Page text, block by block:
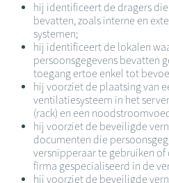
hij identificeert de dragers
bevatten, zoals interne en
systemen;
hij identificeert de lokalen
persoonsgegevens bevatten
toegang ertoe enkel tot
hij voorziet de plaatsing van
ventilatiesysteem in het
(rack) en een
hij voorziet de beveiligde
documenten die
versnipperaar te gebruiken
firma gespecialiseerd in de
hij voorziet de beveiligde